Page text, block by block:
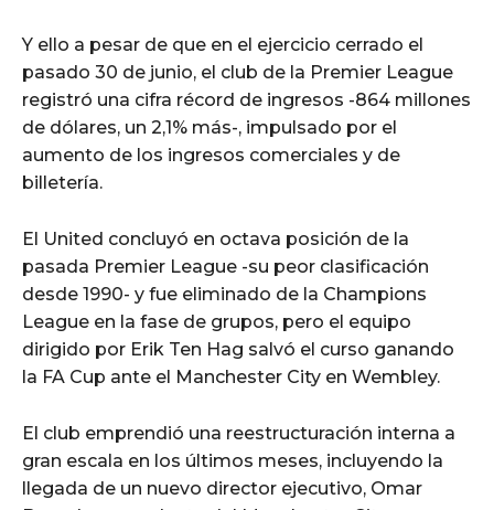
Y ello a pesar de que en el ejercicio cerrado el
pasado 30 de junio, el club de la Premier League
registró una cifra récord de ingresos -864 millones
de dólares, un 2,1% más-, impulsado por el
aumento de los ingresos comerciales y de
billetería.
El United concluyó en octava posición de la
pasada Premier League -su peor clasificación
desde 1990- y fue eliminado de la Champions
League en la fase de grupos, pero el equipo
dirigido por Erik Ten Hag salvó el curso ganando
la FA Cup ante el Manchester City en Wembley.
El club emprendió una reestructuración interna a
gran escala en los últimos meses, incluyendo la
llegada de un nuevo director ejecutivo, Omar